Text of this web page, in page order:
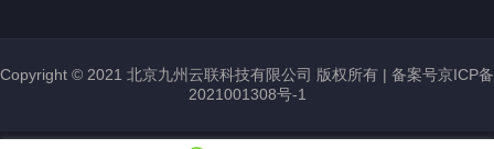
线AP新华三金牌代理无线AP无线控制器
超聚变FusionServer 2288H V5机架服务
Copyright © 2021 北京九州云联科技有限公司 版权所有 | 备案号京ICP备
2021001308号-1